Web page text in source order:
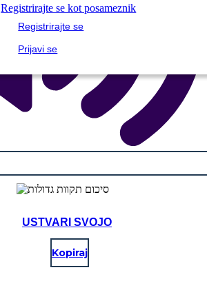
Registrirajte se kot posameznik
Registrirajte se
Prijavi se
USTVARI SVOJO
Kopiraj